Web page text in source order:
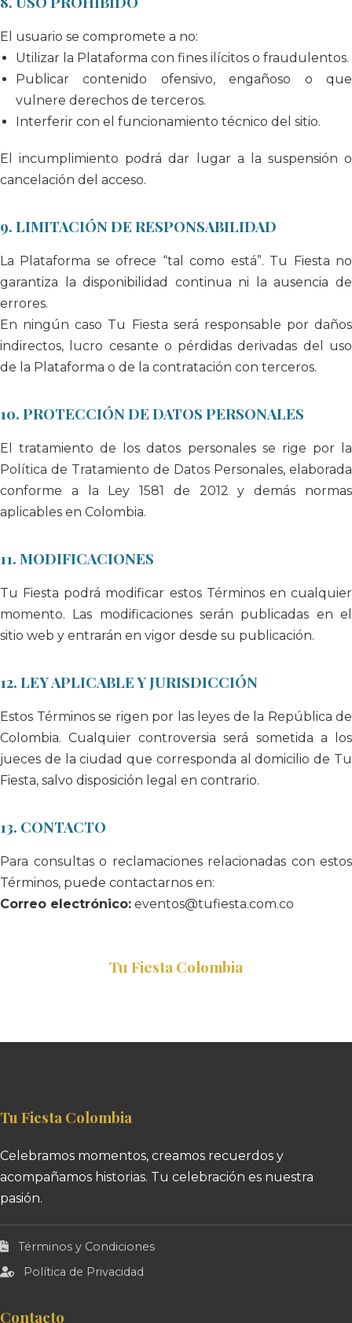
El usuario se compromete a no:
Utilizar la Plataforma con fines ilícitos o fraudulentos.
Publicar contenido ofensivo, engañoso o que
vulnere derechos de terceros.
Interferir con el funcionamiento técnico del sitio.
El incumplimiento podrá dar lugar a la suspensión o
cancelación del acceso.
9. LIMITACIÓN DE RESPONSABILIDAD
La Plataforma se ofrece “tal como está”. Tu Fiesta no
garantiza la disponibilidad continua ni la ausencia de
errores.
En ningún caso Tu Fiesta será responsable por daños
indirectos, lucro cesante o pérdidas derivadas del uso
de la Plataforma o de la contratación con terceros.
10. PROTECCIÓN DE DATOS PERSONALES
El tratamiento de los datos personales se rige por la
Política de Tratamiento de Datos Personales, elaborada
conforme a la Ley 1581 de 2012 y demás normas
aplicables en Colombia.
11. MODIFICACIONES
Tu Fiesta podrá modificar estos Términos en cualquier
momento. Las modificaciones serán publicadas en el
sitio web y entrarán en vigor desde su publicación.
12. LEY APLICABLE Y JURISDICCIÓN
Estos Términos se rigen por las leyes de la República de
Colombia. Cualquier controversia será sometida a los
jueces de la ciudad que corresponda al domicilio de Tu
Fiesta, salvo disposición legal en contrario.
13. CONTACTO
Para consultas o reclamaciones relacionadas con estos
Términos, puede contactarnos en:
Correo electrónico: eventos@tufiesta.com.co
Tu Fiesta Colombia
Tu Fiesta Colombia
Celebramos momentos, creamos recuerdos y
acompañamos historias. Tu celebración es nuestra
pasión.
Términos y Condiciones
Política de Privacidad
Contacto